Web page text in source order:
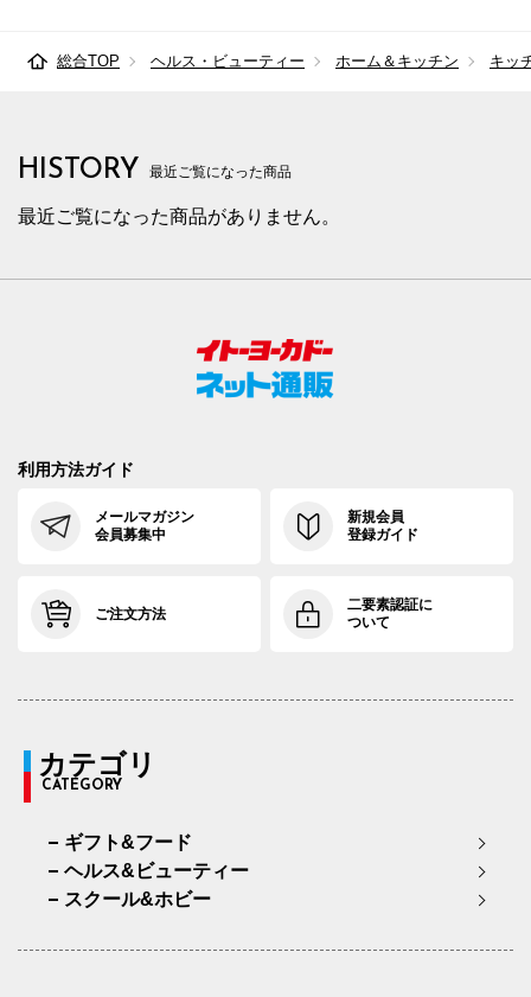
総合TOP ヘルス・ビューティー ホーム＆キッチン キッ
HISTORY 最近ご覧になった商品
最近ご覧になった商品がありません。
利用方法ガイド
メールマガジン
会員募集中
新規会員
登録ガイド
ご注文方法
二要素認証に
ついて
カテゴリ
CATEGORY
ギフト&フード
ヘルス&ビューティー
スクール&ホビー